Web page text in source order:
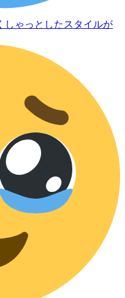
しゃっとしたスタイルが